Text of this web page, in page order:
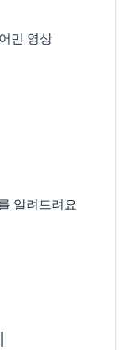
민 영상
알려드려요